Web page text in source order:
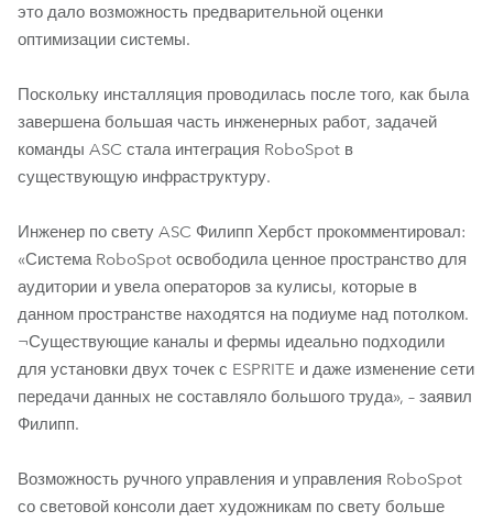
это дало возможность предварительной оценки
оптимизации системы.
Поскольку инсталляция проводилась после того, как была
завершена большая часть инженерных работ, задачей
команды ASC стала интеграция RoboSpot в
существующую инфраструктуру.
Инженер по свету ASC Филипп Хербст прокомментировал:
«Система RoboSpot освободила ценное пространство для
аудитории и увела операторов за кулисы, которые в
данном пространстве находятся на подиуме над потолком.
¬Существующие каналы и фермы идеально подходили
для установки двух точек с ESPRITE и даже изменение сети
передачи данных не составляло большого труда», – заявил
Филипп.
Возможность ручного управления и управления RoboSpot
со световой консоли дает художникам по свету больше